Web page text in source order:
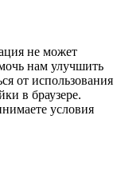
не может
нам улучшить
от использования
в браузере.
условия